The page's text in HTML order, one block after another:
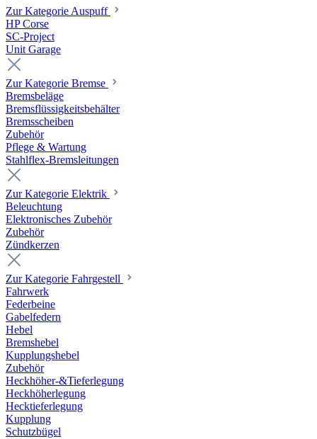
Zur Kategorie Auspuff
HP Corse
SC-Project
Unit Garage
Zur Kategorie Bremse
Bremsbeläge
Bremsflüssigkeitsbehälter
Bremsscheiben
Zubehör
Pflege & Wartung
Stahlflex-Bremsleitungen
Zur Kategorie Elektrik
Beleuchtung
Elektronisches Zubehör
Zubehör
Zündkerzen
Zur Kategorie Fahrgestell
Fahrwerk
Federbeine
Gabelfedern
Hebel
Bremshebel
Kupplungshebel
Zubehör
Heckhöher-&Tieferlegung
Heckhöherlegung
Hecktieferlegung
Kupplung
Schutzbügel